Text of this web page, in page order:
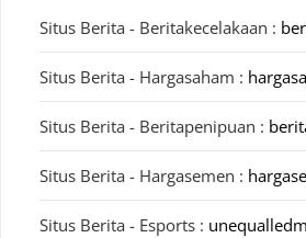
Situs Berita - Beritakecelakaan :
Situs Berita - Hargasaham :
Situs Berita - Beritapenipuan :
Situs Berita - Hargasemen :
Situs Berita - Esports :